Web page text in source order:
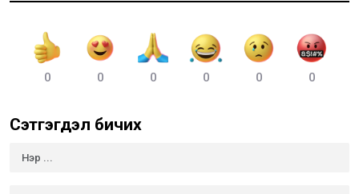
0 0 0 0 0 0
Сэтгэгдэл бичих